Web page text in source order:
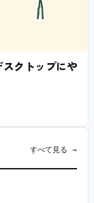
クトップにや
すべて見る →